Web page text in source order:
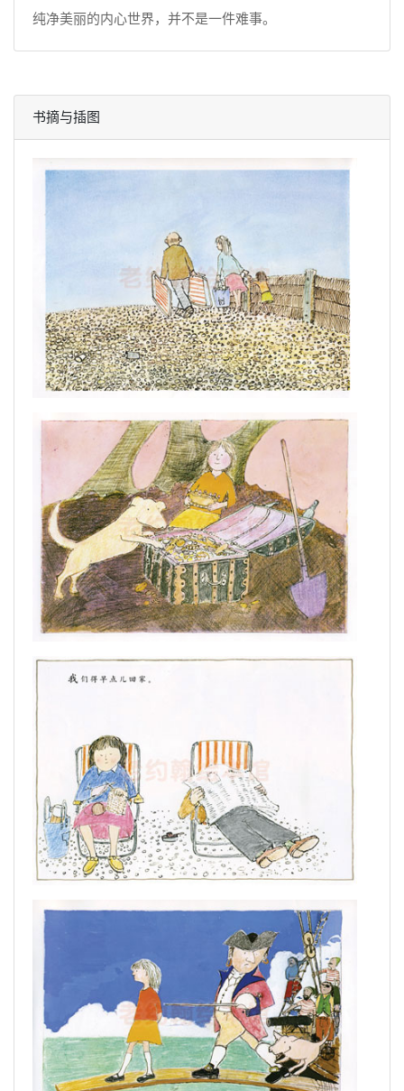
纯净美丽的内心世界，并不是一件难事。
书摘与插图